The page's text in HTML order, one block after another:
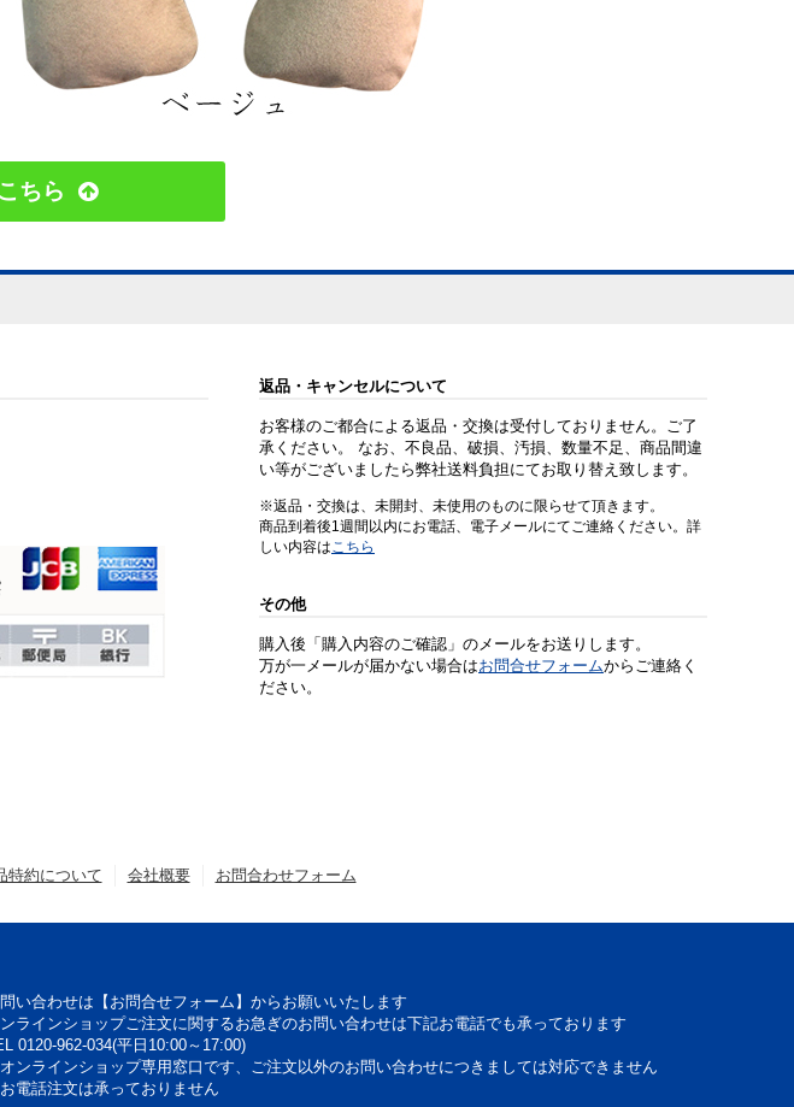
ちら
返品・キャンセルについて
お客様のご都合による返品・交換は受付しておりません。ご了
承ください。 なお、不良品、破損、汚損、数量不足、商品間違
い等がございましたら弊社送料負担にてお取り替え致します。
※返品・交換は、未開封、未使用のものに限らせて頂きます。
商品到着後1週間以内にお電話、電子メールにてご連絡ください。詳
しい内容はこちら
その他
購入後「購入内容のご確認」のメールをお送りします。
万が一メールが届かない場合はお問合せフォームからご連絡く
ださい。
特約について 会社概要 お問合わせフォーム
い合わせは【お問合せフォーム】からお願いいたします
ラインショップご注文に関するお急ぎのお問い合わせは下記お電話でも承っております
0120-962-034(平日10:00～17:00)
ンラインショップ専用窓口です、ご注文以外のお問い合わせにつきましては対応できません
電話注文は承っておりません